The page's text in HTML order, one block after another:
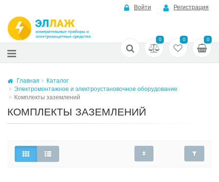
Войти Регистрация
0 0 0
Главная
Каталог
Электромонтажное и электроустановочное оборудование
Комплекты заземлений
КОМПЛЕКТЫ ЗАЗЕМЛЕНИЙ